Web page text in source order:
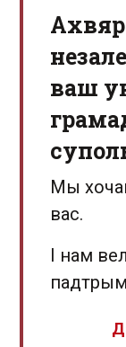
ваш
Мы
вас.
І нам